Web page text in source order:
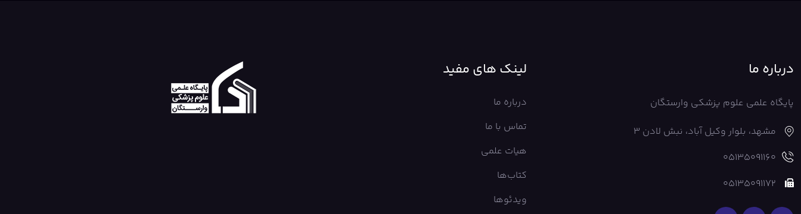
درباره ما
پایگاه علمی علوم پزشکی وارستگان
مشهد، بلوار وکیل آباد، نبش لادن 3
05135091160
05135091172
لینک های مفید
درباره ما
تماس با ما
هیات علمی
کتاب‌ها
ویدئوها